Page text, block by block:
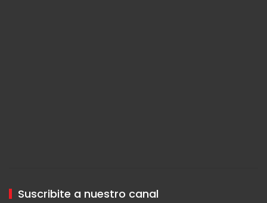
Suscribite a nuestro canal